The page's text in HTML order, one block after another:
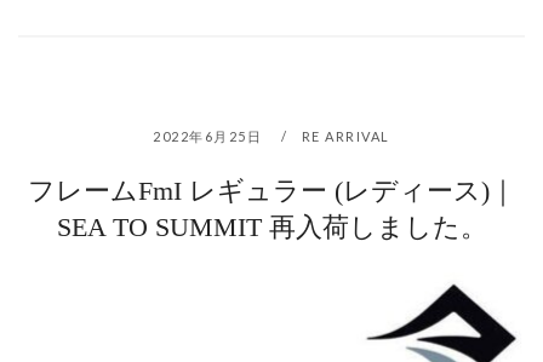
2022年6月25日 RE ARRIVAL
フレームFmI レギュラー (レディース)｜
SEA TO SUMMIT 再入荷しました。